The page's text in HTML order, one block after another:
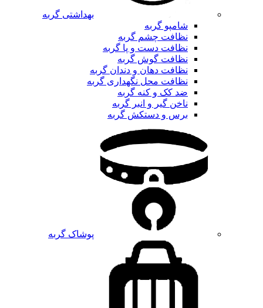
بهداشتی گربه
شامپو گربه
نظافت چشم گربه
نظافت دست و پا گربه
نظافت گوش گربه
نظافت دهان و دندان گربه
نظافت محل نگهداری گربه
ضد کک و کنه گربه
ناخن گیر و انبر گربه
برس و دستکش گربه
پوشاک گربه